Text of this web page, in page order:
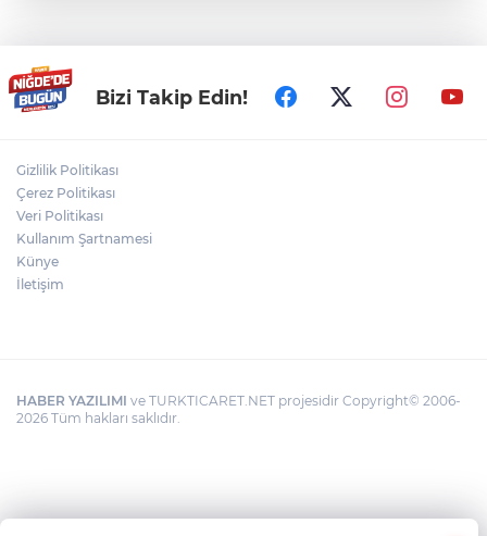
Niğde Aladağlar’da yaralanan vatandaş
helikopterle kurtarıldı
Bizi Takip Edin!
Gizlilik Politikası
Çerez Politikası
Veri Politikası
Kullanım Şartnamesi
Künye
İletişim
HABER YAZILIMI ve TURKTICARET.NET projesidir Copyright© 2006-
2026 Tüm hakları saklıdır.